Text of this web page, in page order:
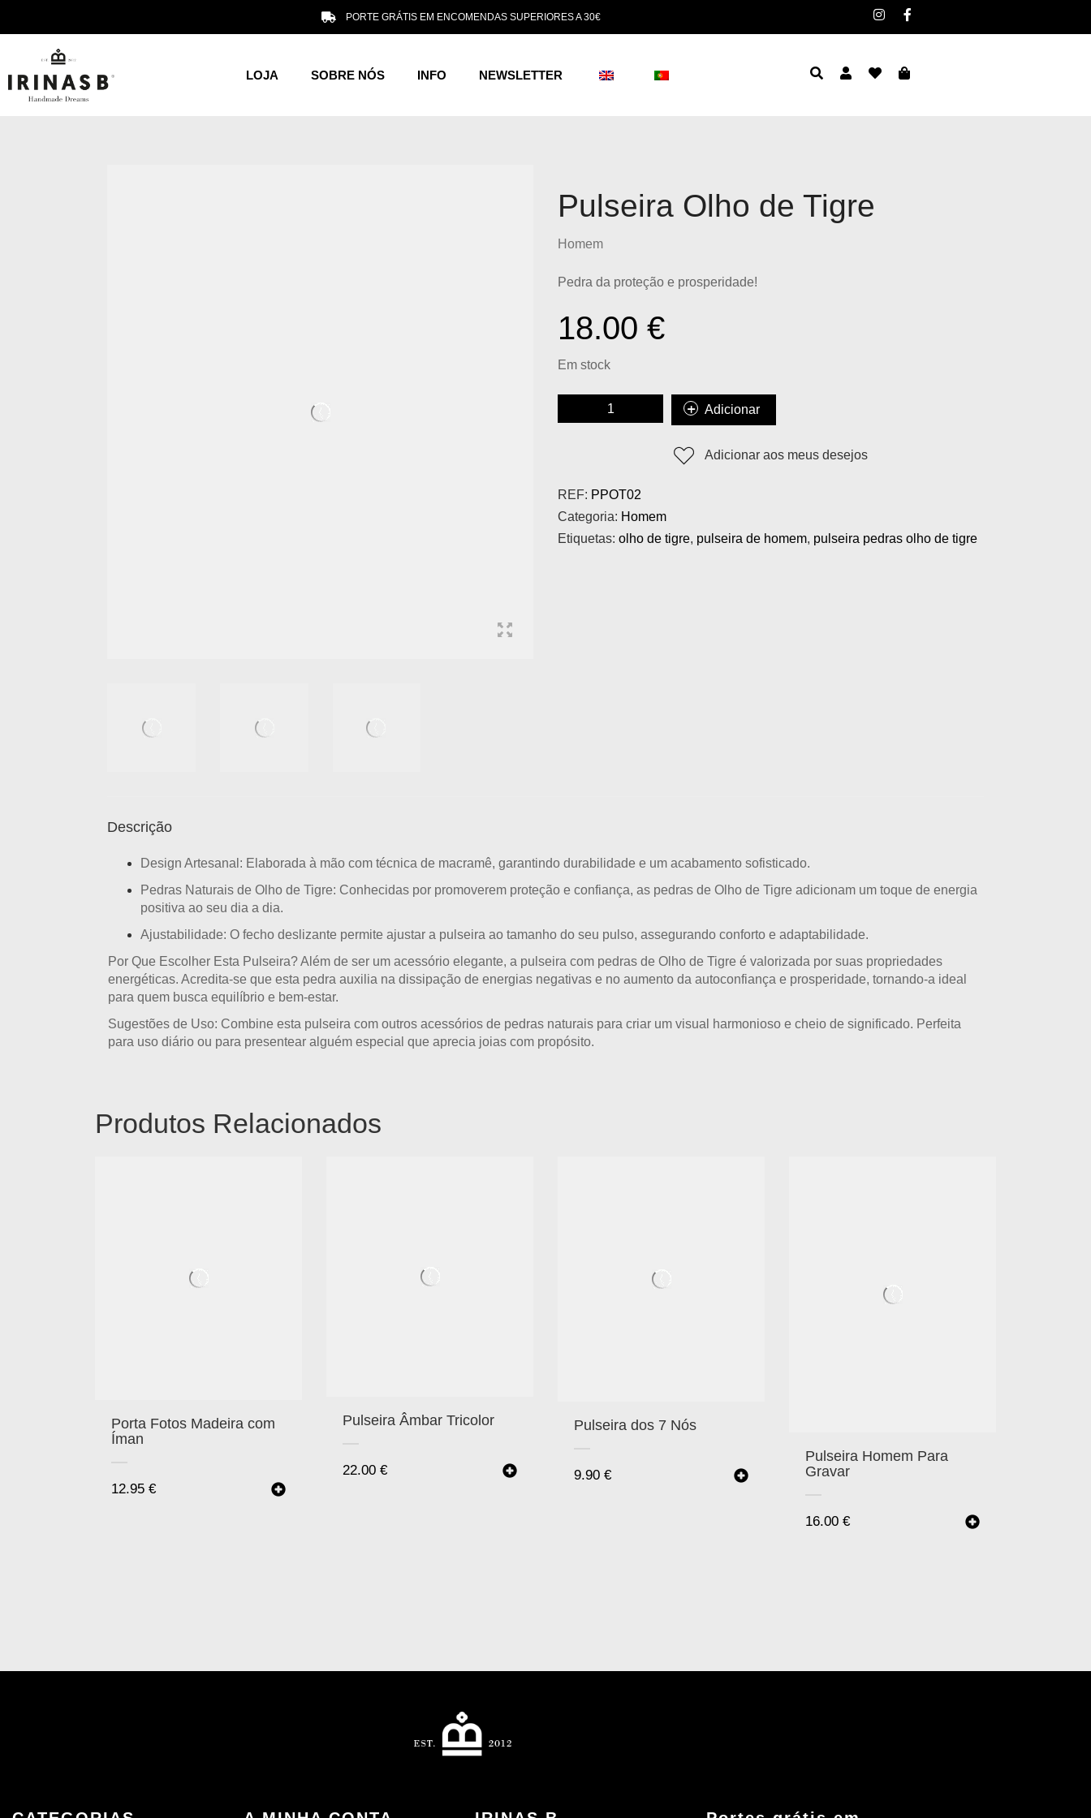
PORTE GRÁTIS EM ENCOMENDAS SUPERIORES A 30€
LOJA SOBRE NÓS INFO NEWSLETTER
Pulseira Olho de Tigre
Homem
Pedra da proteção e prosperidade!
18.00 €
Em stock
Adicionar
Adicionar aos meus desejos
REF: PPOT02
Categoria: Homem
Etiquetas: olho de tigre, pulseira de homem, pulseira pedras olho de tigre
Descrição
Design Artesanal: Elaborada à mão com técnica de macramê, garantindo durabilidade e um acabamento sofisticado.
Pedras Naturais de Olho de Tigre: Conhecidas por promoverem proteção e confiança, as pedras de Olho de Tigre adicionam um toque de energia
positiva ao seu dia a dia.
Ajustabilidade: O fecho deslizante permite ajustar a pulseira ao tamanho do seu pulso, assegurando conforto e adaptabilidade.
Por Que Escolher Esta Pulseira?Além de ser um acessório elegante, a pulseira com pedras de Olho de Tigre é valorizada por suas propriedades
energéticas. Acredita-se que esta pedra auxilia na dissipação de energias negativas e no aumento da autoconfiança e prosperidade, tornando-a ideal
para quem busca equilíbrio e bem-estar.
Sugestões de Uso: Combine esta pulseira com outros acessórios de pedras naturais para criar um visual harmonioso e cheio de significado. Perfeita
para uso diário ou para presentear alguém especial que aprecia joias com propósito.
Produtos Relacionados
Porta Fotos Madeira com
Íman
12.95 €
Pulseira Âmbar Tricolor
22.00 €
Pulseira dos 7 Nós
9.90 €
Pulseira Homem Para
Gravar
16.00 €